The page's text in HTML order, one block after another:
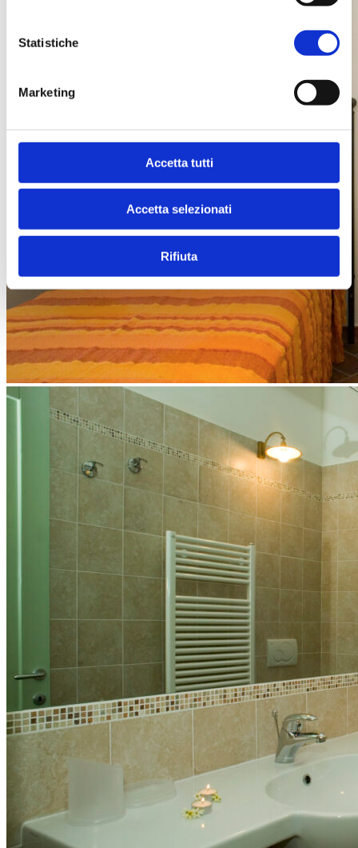
Statistiche
Marketing
Accetta tutti
Accetta selezionati
Rifiuta